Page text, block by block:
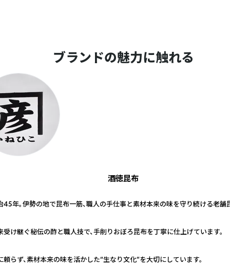
ブランドの魅力に触れる
酒徳昆布
45年。伊勢の地で昆布一筋、職人の手仕事と素材本来の味を守り続ける老舗
受け継ぐ秘伝の酢と職人技で、手削りおぼろ昆布を丁寧に仕上げています。
頼らず、素材本来の味を活かした“生なり文化”を大切にしています。